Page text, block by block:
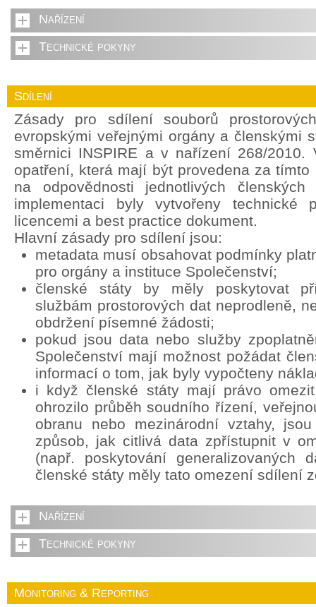
Nařízení
Technické pokyny
Sdílení
Zásady pro sdílení souborů
evropskými veřejnými orgány a členskými
směrnici INSPIRE a v nařízení 268/2010.
opatření, která mají být provedena za tímto
na odpovědnosti jednotlivých
implementaci byly vytvořeny technické
licencemi a best practice dokument.
Hlavní zásady pro sdílení jsou:
metadata musí obsahovat podmínky
pro orgány a instituce Společenství;
členské státy by měly poskytovat
službám prostorových dat neprodleně,
obdržení písemné žádosti;
pokud jsou data nebo služby
Společenství mají možnost požádat
informací o tom, jak byly vypočteny
i když členské státy mají právo
ohrozilo průběh soudního řízení,
obranu nebo mezinárodní vztahy,
způsob, jak citlivá data zpřístupnit v
(např. poskytování generalizovaných
členské státy měly tato omezení sdílení
Nařízení
Technické pokyny
Monitoring & Reporting